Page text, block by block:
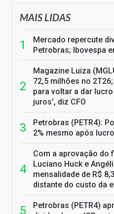
MAIS LIDAS
Mercado repercute
Petrobras; Ibovespa
Magazine Luiza
72,5 milhões no
para voltar a dar
juros', diz CFO
Petrobras (PETR4):
2% mesmo após
Com a aprovação do
Luciano Huck e
mensalidade de R$
distante do custo da
Petrobras (PETR4)